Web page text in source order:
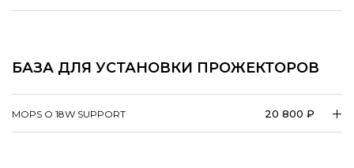
БАЗА ДЛЯ УСТАНОВКИ ПРОЖЕКТОРОВ
MOPS O 18W SUPPORT 20 800 ₽